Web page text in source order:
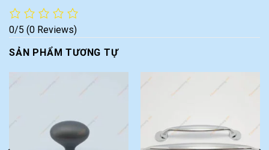
0/5 (0 Reviews)
SẢN PHẨM TƯƠNG TỰ